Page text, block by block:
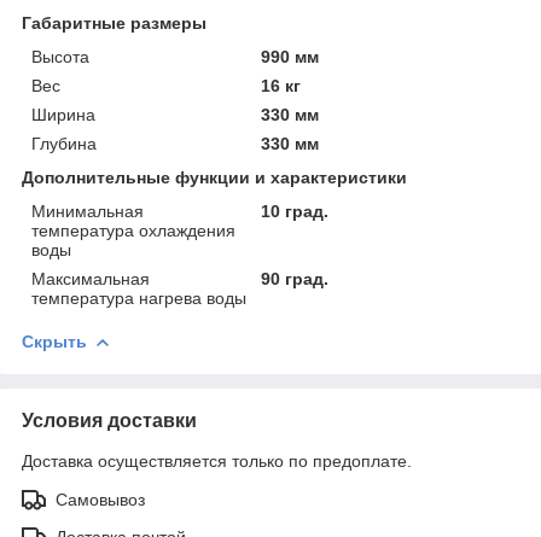
Габаритные размеры
Высота
990 мм
Вес
16 кг
Ширина
330 мм
Глубина
330 мм
Дополнительные функции и характеристики
Минимальная
температура охлаждения
воды
10 град.
Максимальная
температура нагрева воды
90 град.
Скрыть
Условия доставки
Доставка осуществляется только по предоплате.
Самовывоз